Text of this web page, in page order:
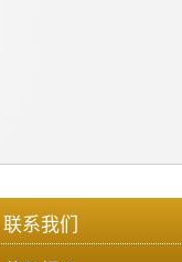
联系我们